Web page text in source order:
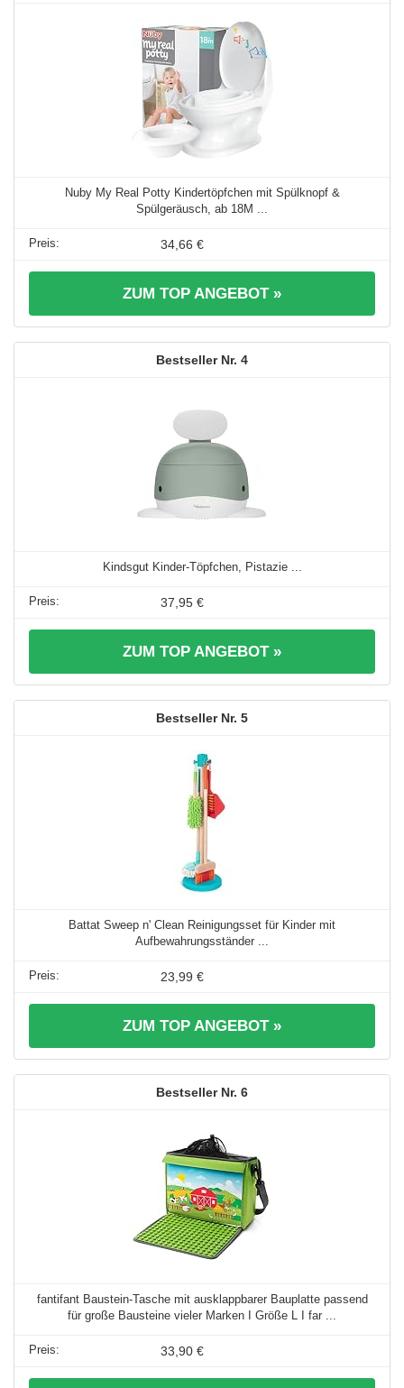
Nuby My Real Potty Kindertöpfchen mit Spülknopf &
Spülgeräusch, ab 18M ...
34,66 €
ZUM TOP ANGEBOT »
4
Kindsgut Kinder-Töpfchen, Pistazie ...
37,95 €
ZUM TOP ANGEBOT »
5
Battat Sweep n' Clean Reinigungsset für Kinder mit
Aufbewahrungsständer ...
23,99 €
ZUM TOP ANGEBOT »
6
fantifant Baustein-Tasche mit ausklappbarer Bauplatte passend
für große Bausteine vieler Marken I Größe L I far ...
33,90 €